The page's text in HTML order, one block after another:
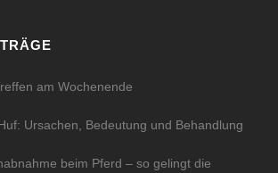
am Wochenende
Ursachen, Bedeutung und Behandlung
beim Pferd – so gelingt die